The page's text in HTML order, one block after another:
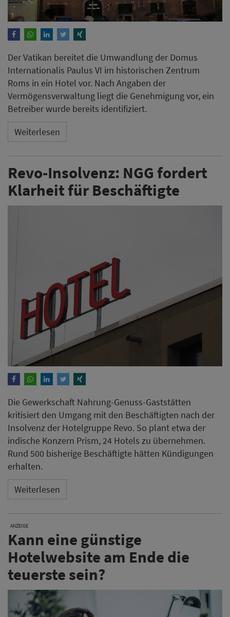
Der Vatikan bereitet die Umwandlung der Domus
Internationalis Paulus VI im historischen Zentrum
Roms in ein Hotel vor. Nach Angaben der
Vermögensverwaltung liegt die Genehmigung vor, ein
Betreiber wurde bereits identifiziert.
Weiterlesen
Revo-Insolvenz: NGG fordert
Klarheit für Beschäftigte
Die Gewerkschaft Nahrung-Genuss-Gaststätten
kritisiert den Umgang mit den Beschäftigten nach der
Insolvenz der Hotelgruppe Revo. So plant etwa der
indische Konzern Prism, 24 Hotels zu übernehmen.
Rund 500 bisherige Beschäftigte hätten Kündigungen
erhalten.
Weiterlesen
ANZEIGE
Kann eine günstige
Hotelwebsite am Ende die
teuerste sein?